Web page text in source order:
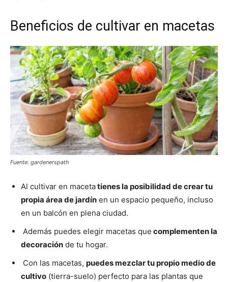
Beneficios de cultivar en macetas
Fuente: gardenerspath
Al cultivar en macetatienes la posibilidad de crear tu
propia área de jardín en un espacio pequeño, incluso
en un balcón en plena ciudad.
Además puedes elegir macetas que complementen la
decoración de tu hogar.
Con las macetas, puedes mezclar tu propio medio de
cultivo (tierra-suelo) perfecto para las plantas que